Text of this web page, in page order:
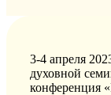
3-4 апреля
духовной
конференция